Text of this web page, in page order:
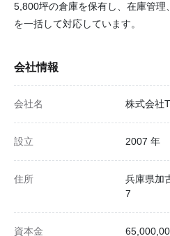
5,800坪の倉庫を保有し、在庫管
を一括して対応しています。
会社情報
会社名 株式会社
設立 2007 年
住所
兵庫県加
7
資本金